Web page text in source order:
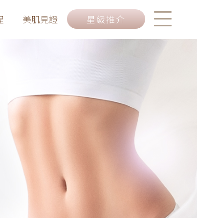
美肌見證 星級推介